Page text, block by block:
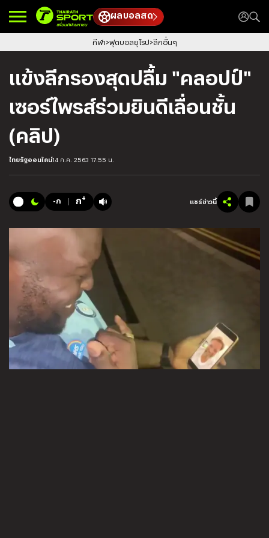
ผลบอลสด
กีฬา ฟุตบอลยุโรป ลีกอื่นๆ
แข้งลีกรองสุดปลื้ม "คลอปป์"
เซอร์ไพรส์ร่วมยินดีเลื่อนชั้น
(คลิป)
ไทยรัฐออนไลน์14 ก.ค. 2563 17:55 น.
-ก ก+ แชร์ข่าวนี้